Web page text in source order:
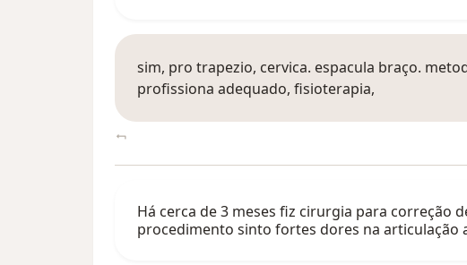
sim, pro trapezio, cervica. espacula braço.
profissiona adequado, fisioterapia,
Há cerca de 3 meses fiz cirurgia para correção
procedimento sinto fortes dores na articulação